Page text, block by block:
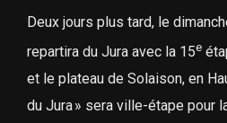
Deux jours plus tard, le
repartira du Jura avec la 15e
et le plateau de Solaison, en
du Jura » sera ville-étape pour